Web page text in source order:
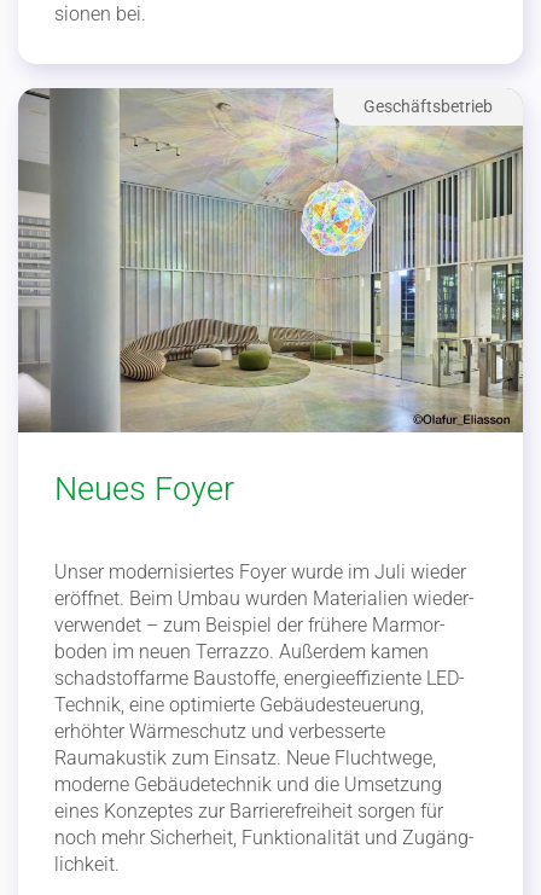
sionen bei.
Neues Foyer
Unser moder­ni­siertes Foyer wurde im Juli wieder
eröffnet. Beim Umbau wurden Materialien wieder­
ver­wendet – zum Beispiel der frühere Marmor­
boden im neuen Terrazzo. Außerdem kamen
schad­stoffarme Baustoffe, energie­ef­fi­ziente LED-
Technik, eine optimierte Gebäu­de­steuerung,
erhöhter Wärme­schutz und verbes­serte
Raumakustik zum Einsatz. Neue Fluchtwege,
moderne Gebäu­de­technik und die Umsetzung
eines Konzeptes zur Barrie­re­freiheit sorgen für
noch mehr Sicherheit, Funktio­na­lität und Zugäng­
lichkeit.